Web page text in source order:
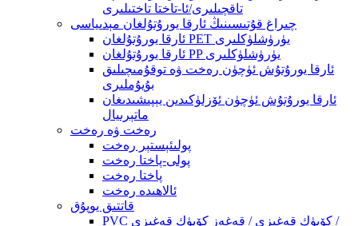
تاقچىلىرى/ئا-تاختا تاختىلىرى
چىراغ قۇتىسىنىڭ ئارقا يورۇتۇلغان مېدىياسى
ئارقا يورۇتۇلغان PET يۈرۈشلۈكلىرى
ئارقا يورۇتۇلغان PP يۈرۈشلۈكلىرى
ئارقا يورۇتۇش ئۈچۈن رەخت ۋە توقۇمىچىلىق
بۇيۇملىرى
ئارقا يورۇتۇش ئۈچۈن ئۆزلۈكىدىن يېپىشىدىغان
ماتېرىيال
رەخت ۋە رەخت
پولىئېستېر رەخت
پولى-پاختا رەخت
پاختا رەخت
ئالاھىدە رەخت
قاتتىق يوپۇق
PVC كۆپۈك قەغىزى / قەغەز كۆپۈك قەغىزى /